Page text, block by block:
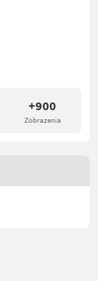
+900
Zobrazenia